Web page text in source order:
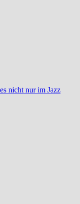
nicht nur im Jazz